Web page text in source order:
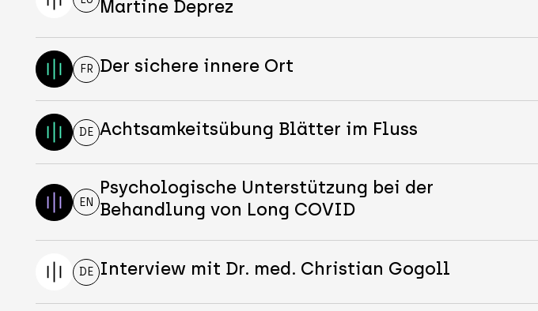
Martine Deprez
FR Der sichere innere Ort
DE Achtsamkeitsübung Blätter im Fluss
EN
Psychologische Unterstützung bei der
Behandlung von Long COVID
DE Interview mit Dr. med. Christian Gogoll